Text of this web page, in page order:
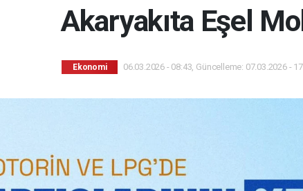
​Akaryakıta Eşel
Ekonomi 06.03.2026 - 08:43, Güncelleme: 07.03.2026 -